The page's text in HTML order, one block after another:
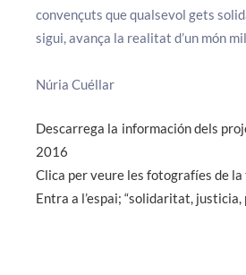
convençuts que qualsevol gets
sigui, avança la realitat d’un món
Gna.
Núria Cuéllar
Descarrega la información dels
2016
Clica per veure les fotografíes de la
Entra a l’espai; “solidaritat, justicia,